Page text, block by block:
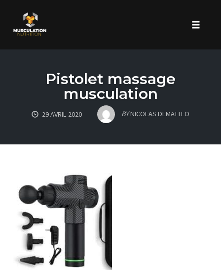
Pistolet massage
musculation
29 AVRIL 2020 BYNICOLAS DEMATTEO